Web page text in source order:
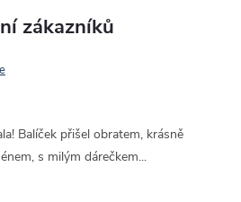
zákazníků
Balíček přišel obratem, krásně
s milým dárečkem...